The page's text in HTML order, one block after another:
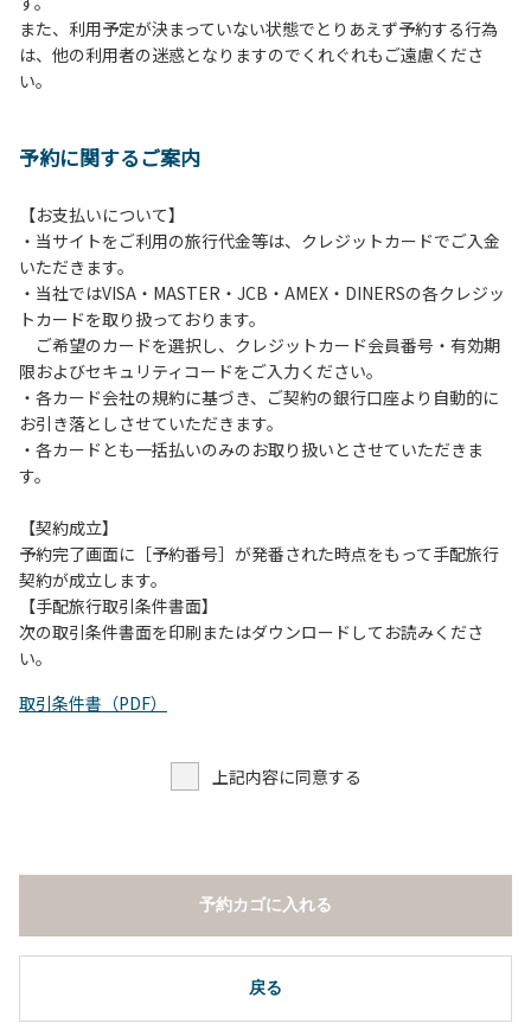
５、チェックアウトは、午前10時まで（日帰り使用の場合は
午後5時まで）です。チェックインの手続きを行っていない
方や使用人数が増えた場合は、必ず手続きを行ってくださ
ら午前10時までの間にゴミステーションに出してください。
は、お持ち帰りをお願いします。
【禁止事項】
カラオケ、発電機、地面での直火による焚き火、キャンプフ
ァイヤー、打ち上げ式花火、テントサウナの設置
【注意事項】
当キャンプ場のそばを流れる歴舟川は、上流で雨が降ると短
時間で増水し、川原で遊んでいると大変危険な状態になりや
すく、過去にも増水により人が流される事故が数件起きてい
（１）川原にテントやタープを張らない。
（２）雨が降ったときは川原で遊ばない。
（３）カムイコタン公園キャンプ場で雨が降らなくても、上
流で雨が降り急に増水することがあるので、水の濁りに注意
し、濁り始めたときには直ちに川原での遊びを中止する。
（４）キャンプ場の管理者や地元住民から川についての注意
また、利用予定が決まっていない状態でとりあえず予約する行為
は、他の利用者の迷惑となりますのでくれぐれもご遠慮くださ
い。
予約に関するご案内
【お支払いについて】
・当サイトをご利用の旅行代金等は、クレジットカードでご入金
いただきます。
・当社ではVISA・MASTER・JCB・AMEX・DINERSの各クレジッ
トカードを取り扱っております。
ご希望のカードを選択し、クレジットカード会員番号・有効期
限およびセキュリティコードをご入力ください。
・各カード会社の規約に基づき、ご契約の銀行口座より自動的に
お引き落としさせていただきます。
・各カードとも一括払いのみのお取り扱いとさせていただきま
す。
【契約成立】
予約完了画面に［予約番号］が発番された時点をもって手配旅行
契約が成立します。
【手配旅行取引条件書面】
次の取引条件書面を印刷またはダウンロードしてお読みくださ
い。
取引条件書（PDF）
上記内容に同意する
戻る
予約カゴに入れる